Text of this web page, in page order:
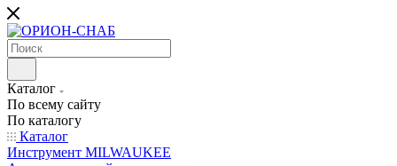
Каталог
По всему сайту
По каталогу
Каталог
Инструмент MILWAUKEE